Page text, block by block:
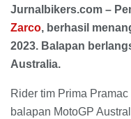
Jurnalbikers.com –
Zarco, berhasil
2023. Balapan
Australia.
Rider tim Prima
balapan MotoGP